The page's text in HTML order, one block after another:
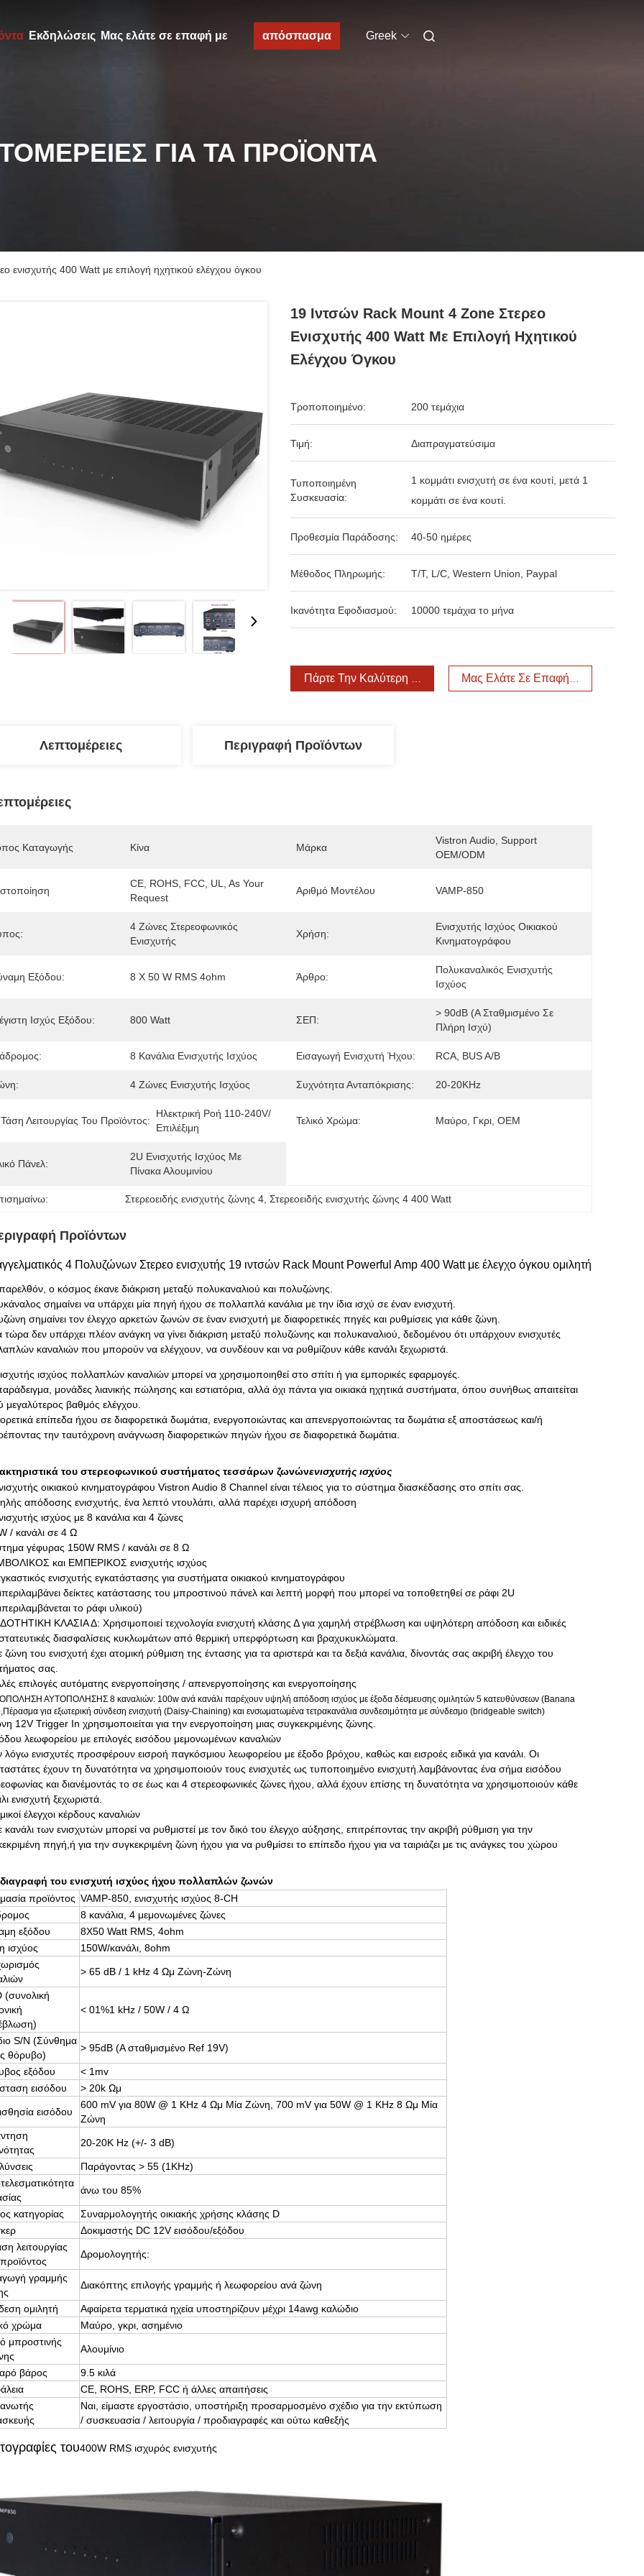
Εκδηλώσεις Μας ελάτε σε επαφή με απόσπασμα Greek
ΓΙΑ ΤΑ ΠΡΟΪΌΝΤΑ
ενισχυτής 400 Watt με επιλογή ηχητικού ελέγχου όγκου
19 Ιντσών Rack Mount 4 Zone Στερεο
Ενισχυτής 400 Watt Με Επιλογή Ηχητικού
Ελέγχου Όγκου
Τροποποιημένο: 200 τεμάχια
Τιμή: Διαπραγματεύσιμα
Τυποποιημένη
Συσκευασία:
1 κομμάτι ενισχυτή σε ένα κουτί, μετά 1
κομμάτι σε ένα κουτί.
Προθεσμία Παράδοσης: 40-50 ημέρες
Μέθοδος Πληρωμής: T/T, L/C, Western Union, Paypal
Ικανότητα Εφοδιασμού: 10000 τεμάχια το μήνα
Πάρτε Την Καλύτερη Τιμή Μας Ελάτε Σε Επαφή Με
Λεπτομέρειες Περιγραφή Προϊόντων
Καταγωγής Κίνα Μάρκα
Vistron Audio, Support
OEM/ODM
CE, ROHS, FCC, UL, As Your
Request
Αριθμό Μοντέλου VAMP-850
4 Ζώνες Στερεοφωνικός
Ενισχυτής
Χρήση:
Ενισχυτής Ισχύος Οικιακού
Κινηματογράφου
Εξόδου: 8 X 50 W RMS 4ohm Άρθρο:
Πολυκαναλικός Ενισχυτής
Ισχύος
Ισχύς Εξόδου: 800 Watt ΣΕΠ:
> 90dB (A Σταθμισμένο Σε
Πλήρη Ισχύ)
8 Κανάλια Ενισχυτής Ισχύος Εισαγωγή Ενισχυτή Ήχου: RCA, BUS A/B
4 Ζώνες Ενισχυτής Ισχύος Συχνότητα Ανταπόκρισης: 20-20KHz
Λειτουργίας Του Προϊόντος:
Ηλεκτρική Ροή 110-240V/
Επιλέξιμη
Τελικό Χρώμα: Μαύρο, Γκρι, OEM
Πάνελ:
2U Ενισχυτής Ισχύος Με
Πίνακα Αλουμινίου
Στερεοειδής ενισχυτής ζώνης 4 , Στερεοειδής ενισχυτής ζώνης 4 400 Watt
Προϊόντων
4 Πολυζώνων Στερεο ενισχυτής 19 ιντσών Rack Mount Powerful Amp 400 Watt με έλεγχο όγκου ομιλητή
ο κόσμος έκανε διάκριση μεταξύ πολυκαναλιού και πολυζώνης.
σημαίνει να υπάρχει μία πηγή ήχου σε πολλαπλά κανάλια με την ίδια ισχύ σε έναν ενισχυτή.
σημαίνει τον έλεγχο αρκετών ζωνών σε έναν ενισχυτή με διαφορετικές πηγές και ρυθμίσεις για κάθε ζώνη.
τώρα δεν υπάρχει πλέον ανάγκη να γίνει διάκριση μεταξύ πολυζώνης και πολυκαναλιού, δεδομένου ότι υπάρχουν ενισχυτές
καναλιών που μπορούν να ελέγχουν, να συνδέουν και να ρυθμίζουν κάθε κανάλι ξεχωριστά.
ισχύος πολλαπλών καναλιών μπορεί να χρησιμοποιηθεί στο σπίτι ή για εμπορικές εφαρμογές.
μονάδες λιανικής πώλησης και εστιατόρια, αλλά όχι πάντα για οικιακά ηχητικά συστήματα, όπου συνήθως απαιτείται
μεγαλύτερος βαθμός ελέγχου.
επίπεδα ήχου σε διαφορετικά δωμάτια, ενεργοποιώντας και απενεργοποιώντας τα δωμάτια εξ αποστάσεως και/ή
την ταυτόχρονη ανάγνωση διαφορετικών πηγών ήχου σε διαφορετικά δωμάτια.
του στερεοφωνικού συστήματος τεσσάρων ζωνώνενισχυτής ισχύος
οικιακού κινηματογράφου Vistron Audio 8 Channel είναι τέλειος για το σύστημα διασκέδασης στο σπίτι σας.
απόδοσης ενισχυτής, ένα λεπτό ντουλάπι, αλλά παρέχει ισχυρή απόδοση
ισχύος με 8 κανάλια και 4 ζώνες
/ κανάλι σε 4 Ω
γέφυρας 150W RMS / κανάλι σε 8 Ω
και ΕΜΠΕΡΙΚΟΣ ενισχυτής ισχύος
ενισχυτής εγκατάστασης για συστήματα οικιακού κινηματογράφου
δείκτες κατάστασης του μπροστινού πάνελ και λεπτή μορφή που μπορεί να τοποθετηθεί σε ράφι 2U
το ράφι υλικού)
ΚΛΑΣΙΑ Δ: Χρησιμοποιεί τεχνολογία ενισχυτή κλάσης Δ για χαμηλή στρέβλωση και υψηλότερη απόδοση και ειδικές
διασφαλίσεις κυκλωμάτων από θερμική υπερφόρτωση και βραχυκυκλώματα.
ζώνη του ενισχυτή έχει ατομική ρύθμιση της έντασης για τα αριστερά και τα δεξιά κανάλια, δίνοντάς σας ακριβή έλεγχο του
σας.
επιλογές αυτόματης ενεργοποίησης / απενεργοποίησης και ενεργοποίησης
ΑΥΤΟΠΟΛΗΣΗΣ 8 καναλιών: 100w ανά κανάλι παρέχουν υψηλή απόδοση ισχύος με έξοδα δέσμευσης ομιλητών 5 κατευθύνσεων (Banana
για εξωτερική σύνδεση ενισχυτή (Daisy-Chaining) και ενσωματωμένα τετρακανάλια συνδεσιμότητα με σύνδεσμο (bridgeable switch)
12V Trigger In χρησιμοποιείται για την ενεργοποίηση μιας συγκεκριμένης ζώνης.
λεωφορείου με επιλογές εισόδου μεμονωμένων καναλιών
λόγω ενισχυτές προσφέρουν εισροή παγκόσμιου λεωφορείου με έξοδο βρόχου, καθώς και εισροές ειδικά για κανάλι. Οι
έχουν τη δυνατότητα να χρησιμοποιούν τους ενισχυτές ως τυποποιημένο ενισχυτή.λαμβάνοντας ένα σήμα εισόδου
και διανέμοντάς το σε έως και 4 στερεοφωνικές ζώνες ήχου, αλλά έχουν επίσης τη δυνατότητα να χρησιμοποιούν κάθε
ενισχυτή ξεχωριστά.
έλεγχοι κέρδους καναλιών
κανάλι των ενισχυτών μπορεί να ρυθμιστεί με τον δικό του έλεγχο αύξησης, επιτρέποντας την ακριβή ρύθμιση για την
πηγή,ή για την συγκεκριμένη ζώνη ήχου για να ρυθμίσει το επίπεδο ήχου για να ταιριάζει με τις ανάγκες του χώρου
του ενισχυτή ισχύος ήχου πολλαπλών ζωνών
προϊόντος VAMP-850, ενισχυτής ισχύος 8-CH
8 κανάλια, 4 μεμονωμένες ζώνες
εξόδου
8X50 Watt RMS, 4ohm
ισχύος
150W/κανάλι, 8ohm
> 65 dB / 1 kHz 4 Ωμ Ζώνη-Ζώνη
(συνολική
< 01%1 kHz / 50W / 4 Ω
S/N (Σύνθημα
θόρυβο)
> 95dB (Α σταθμισμένο Ref 19V)
εξόδου
< 1mv
εισόδου
> 20k Ωμ
εισόδου
600 mV για 80W @ 1 KHz 4 Ωμ Μία Ζώνη, 700 mV για 50W @ 1 KHz 8 Ωμ Μία
Ζώνη
20-20K Hz (+/- 3 dB)
Παράγοντας > 55 (1KHz)
άνω του 85%
κατηγορίας
Συναρμολογητής οικιακής χρήσης κλάσης D
Δοκιμαστής DC 12V εισόδου/εξόδου
λειτουργίας
Δρομολογητής:
γραμμής
Διακόπτης επιλογής γραμμής ή λεωφορείου ανά ζώνη
ομιλητή
Αφαίρετα τερματικά ηχεία υποστηρίζουν μέχρι 14awg καλώδιο
χρώμα
Μαύρο, γκρι, ασημένιο
μπροστινής
Αλουμίνιο
βάρος
9.5 κιλά
CE, ROHS, ERP, FCC ή άλλες απαιτήσεις
Ναι, είμαστε εργοστάσιο, υποστήριξη προσαρμοσμένο σχέδιο για την εκτύπωση
/ συσκευασία / λειτουργία / προδιαγραφές και ούτω καθεξής
του400W RMS ισχυρός ενισχυτής